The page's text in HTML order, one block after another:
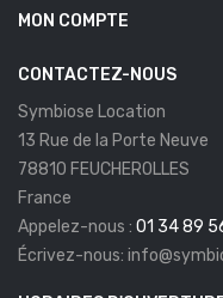
MON COMPTE
CONTACTEZ-NOUS
Symbiose Location
13 Rue de la Porte Neuve
78810 FEUCHEROLLES
France
Appelez-nous : 01 34 89
Écrivez-nous: